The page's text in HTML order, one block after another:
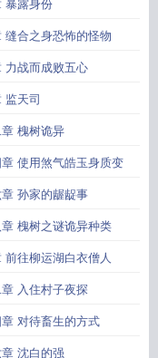
暴露身份
缝合之身恐怖的怪物
力战而成败五心
监天司
槐树诡异
使用煞气皓玉身质变
孙家的龌龊事
槐树之谜诡异种类
前往柳运湖白衣僧人
入住村子夜探
对待畜生的方式
沈白的强